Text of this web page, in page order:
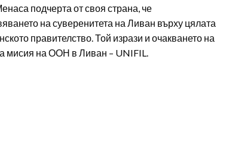
подчерта от своя страна, че
на суверенитета на Ливан върху цялата
правителство. Той изрази и очакването на
мисия на ООН в Ливан – UNIFIL.